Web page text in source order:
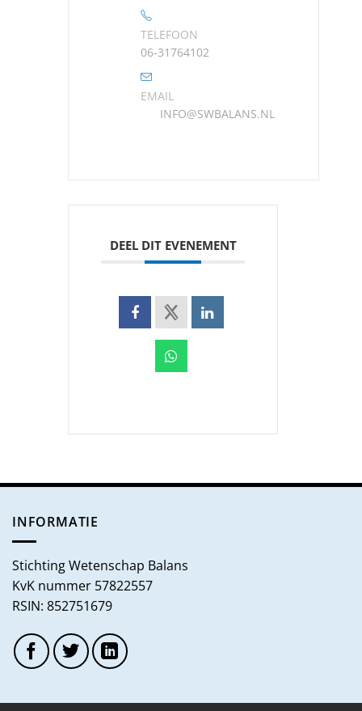
TELEFOON
06-31764102
EMAIL
INFO@SWBALANS.NL
DEEL DIT EVENEMENT
INFORMATIE
Stichting Wetenschap Balans
KvK nummer 57822557
RSIN: 852751679